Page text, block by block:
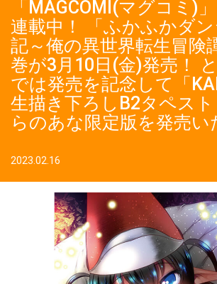
「MAGCOMI(マグコミ)
連載中！ 「ふかふかダ
記～俺の異世界転生冒険
巻が3月10日(金)発売！
では発売を記念して「
生描き下ろしB2タペスト
らのあな限定版を発売い
2023.02.16